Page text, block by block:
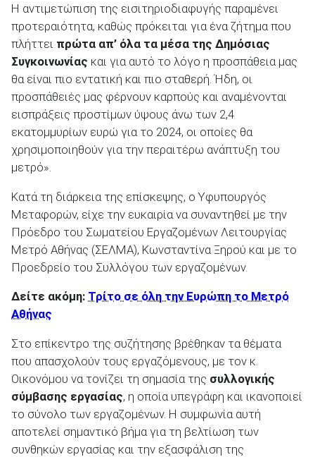
Η αντιμετώπιση της εισιτηριοδιαφυγής παραμένει
προτεραιότητα, καθώς πρόκειται για ένα ζήτημα που
πλήττει πρώτα απ’ όλα τα μέσα της Δημόσιας
Συγκοινωνίας και για αυτό το λόγο η προσπάθεια μας
θα είναι πιο εντατική και πιο σταθερή. Ήδη, οι
προσπάθειές μας φέρνουν καρπούς και αναμένονται
εισπράξεις προστίμων ύψους άνω των 2,4
εκατομμυρίων ευρώ για το 2024, οι οποίες θα
χρησιμοποιηθούν για την περαιτέρω ανάπτυξη του
μετρό».
Κατά τη διάρκεια της επίσκεψης, ο Υφυπουργός
Μεταφορών, είχε την ευκαιρία να συναντηθεί με την
Πρόεδρο του Σωματείου Εργαζομένων Λειτουργίας
Μετρό Αθήνας (ΣΕΛΜΑ), Κωνσταντίνα Ξηρού και με το
Προεδρείο του Συλλόγου των εργαζομένων.
Δείτε ακόμη: Τρίτο σε όλη την Ευρώπη το Μετρό
Αθήνας
Στο επίκεντρο της συζήτησης βρέθηκαν τα θέματα
που απασχολούν τους εργαζόμενους, με τον κ.
Οικονόμου να τονίζει τη σημασία της συλλογικής
σύμβασης εργασίας, η οποία υπεγράφη και ικανοποιεί
το σύνολο των εργαζομένων. Η συμφωνία αυτή
αποτελεί σημαντικό βήμα για τη βελτίωση των
συνθηκών εργασίας και την εξασφάλιση της